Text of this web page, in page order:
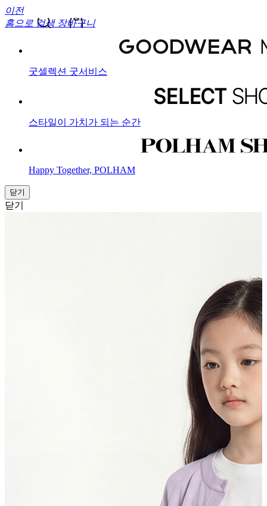
이전
홈으로 검색 장바구니
굿셀렉션 굿서비스
스타일이 가치가 되는 순간
Happy Together, POLHAM
닫기
닫기